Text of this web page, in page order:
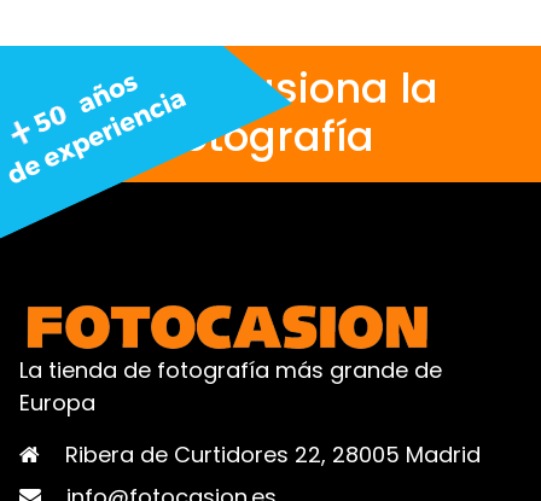
Nos apasiona la
fotografía
La tienda de fotografía más grande de
Europa
Ribera de Curtidores 22, 28005 Madrid